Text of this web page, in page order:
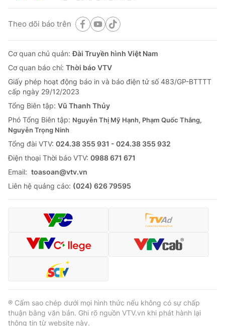
Theo dõi báo trên
Cơ quan chủ quản:Đài Truyền hình Việt Nam
Cơ quan báo chí: Thời báo VTV
Giấy phép hoạt động báo in và báo điện tử số 483/GP-BTTTT
cấp ngày 29/12/2023
Tổng Biên tập: Vũ Thanh Thủy
Phó Tổng Biên tập: Nguyễn Thị Mỹ Hạnh, Phạm Quốc Thắng,
Nguyễn Trọng Ninh
Tổng đài VTV: 024.38 355 931 - 024.38 355 932
Ðiện thoại Thời báo VTV: 0988 671 671
Email: toasoan@vtv.vn
Liên hệ quảng cáo: (024) 626 79595
® Cấm sao chép dưới mọi hình thức nếu không có sự chấp
thuận bằng văn bản. Ghi rõ nguồn VTV.vn khi phát hành lại
thông tin từ website này.